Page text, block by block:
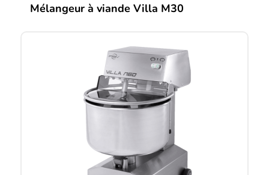
Mélangeur à viande Villa M30